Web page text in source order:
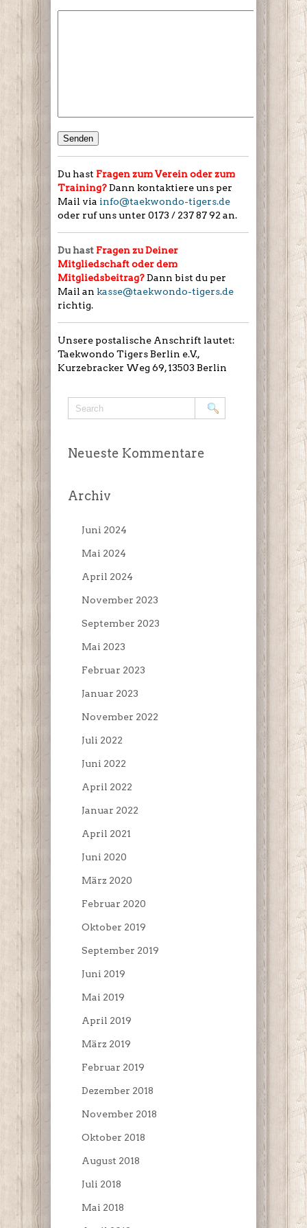
Du hast Fragen zum Verein oder zum
Training?Dann kontaktiere uns per
Mail via info@taekwondo-tigers.de
oder ruf uns unter 0173 / 237 87 92 an.
Du hast Fragen zu Deiner
Mitgliedschaft oder dem
Mitgliedsbeitrag?Dann bist du per
Mail an kasse@taekwondo-tigers.de
richtig.
Unsere postalische Anschrift lautet:
Taekwondo Tigers Berlin e.V.,
Kurzebracker Weg 69, 13503 Berlin
Neueste Kommentare
Archiv
Juni 2024
Mai 2024
April 2024
November 2023
September 2023
Mai 2023
Februar 2023
Januar 2023
November 2022
Juli 2022
Juni 2022
April 2022
Januar 2022
April 2021
Juni 2020
März 2020
Februar 2020
Oktober 2019
September 2019
Juni 2019
Mai 2019
April 2019
März 2019
Februar 2019
Dezember 2018
November 2018
Oktober 2018
August 2018
Juli 2018
Mai 2018